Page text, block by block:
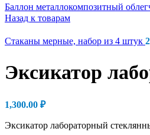
Баллон металлокомпозитный
Назад к товарам
Стаканы мерные, набор из 4 штук
Эксикатор
1,300.00 ₽
Эксикатор лабораторный